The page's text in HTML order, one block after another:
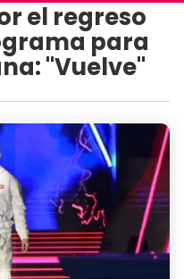
el regreso
para
"Vuelve"